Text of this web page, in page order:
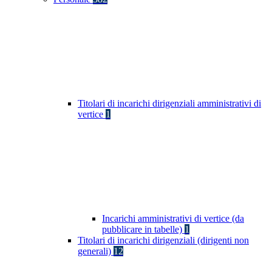
Titolari di incarichi dirigenziali amministrativi di
vertice 1
Incarichi amministrativi di vertice (da
pubblicare in tabelle) 1
Titolari di incarichi dirigenziali (dirigenti non
generali) 12